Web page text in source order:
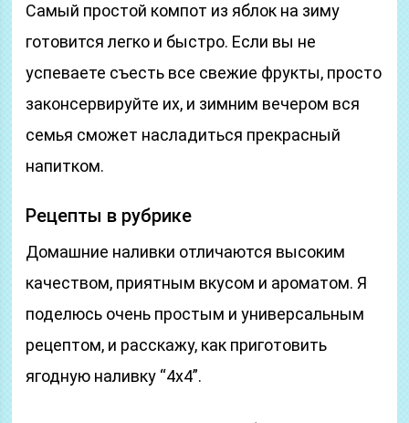
Самый простой компот из яблок на зиму
готовится легко и быстро. Если вы не
успеваете съесть все свежие фрукты, просто
законсервируйте их, и зимним вечером вся
семья сможет насладиться прекрасный
напитком.
Рецепты в рубрике
Домашние наливки отличаются высоким
качеством, приятным вкусом и ароматом. Я
поделюсь очень простым и универсальным
рецептом, и расскажу, как приготовить
ягодную наливку “4х4”.